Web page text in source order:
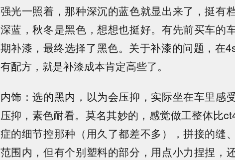
强光一照着，那种深沉的蓝色就显出来了，挺有
深蓝，秋冬是黑色，想想也挺好。有先前买车的
期补漆，最终选择了黑色。关于补漆的问题，在
有配方，就是补漆成本肯定高些了。
内饰：选的黑内，以为会压抑，实际坐在车里感
压抑，素色耐看。莫名其妙的，感觉做工整体比
症的细节控那种（用久了都差不多），拼接的缝
范围内，但有个别塑料的部分，用点小力捏捏，